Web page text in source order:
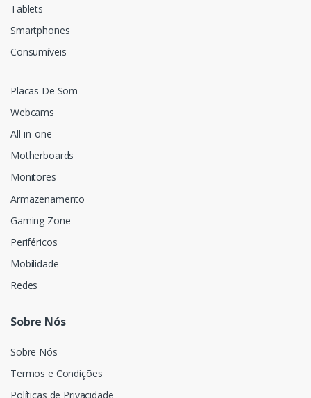
Tablets
Smartphones
Consumíveis
Placas De Som
Webcams
All-in-one
Motherboards
Monitores
Armazenamento
Gaming Zone
Periféricos
Mobilidade
Redes
Sobre Nós
Sobre Nós
Termos e Condições
Políticas de Privacidade